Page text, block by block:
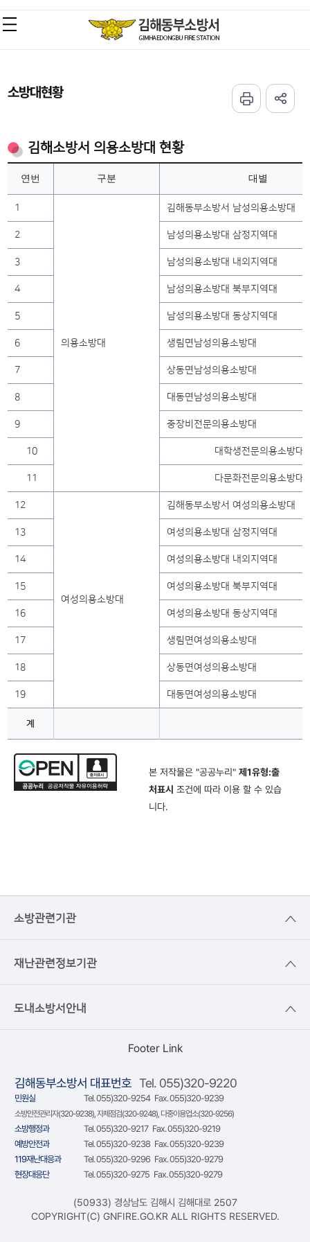
소방대현황
김해소방서 의용소방대 현황
연번 구분 대별
계
1
의용소방대
김해동부소방서 남성의용소방대
2 남성의용소방대 삼정지역대
3 남성의용소방대 내외지역대
4 남성의용소방대 북부지역대
5 남성의용소방대 동상지역대
6 생림면남성의용소방대
7 상동면남성의용소방대
8 대동면남성의용소방대
9 중장비전문의용소방대
10 대학생전문의용소방대
11 다문화전문의용소방대
12
여성의용소방대
김해동부소방서 여성의용소방대
13 여성의용소방대 삼정지역대
14 여성의용소방대 내외지역대
15 여성의용소방대 북부지역대
16 여성의용소방대 동상지역대
17 생림면여성의용소방대
18 상동면여성의용소방대
19 대동면여성의용소방대
본 저작물은 "공공누리" 제1유형:출
처표시 조건에 따라 이용 할 수 있습
니다.
소방관련기관
재난관련정보기관
도내소방서안내
Footer Link
김해동부소방서 대표번호 Tel. 055)320-9220
민원실 Tel. 055)320-9254 Fax. 055)320-9239
소방안전관리자(320-9238), 자체점검(320-9248), 다중이용업소(320-9256)
소방행정과
Tel. 055)320-9217 Fax. 055)320-9219
예방안전과
Tel. 055)320-9238 Fax. 055)320-9239
119재난대응과
Tel. 055)320-9296 Fax. 055)320-9279
현장대응단
Tel. 055)320-9275 Fax. 055)320-9279
(50933) 경상남도 김해시 김해대로 2507
COPYRIGHT(C) GNFIRE.GO.KR ALL RIGHTS RESERVED.